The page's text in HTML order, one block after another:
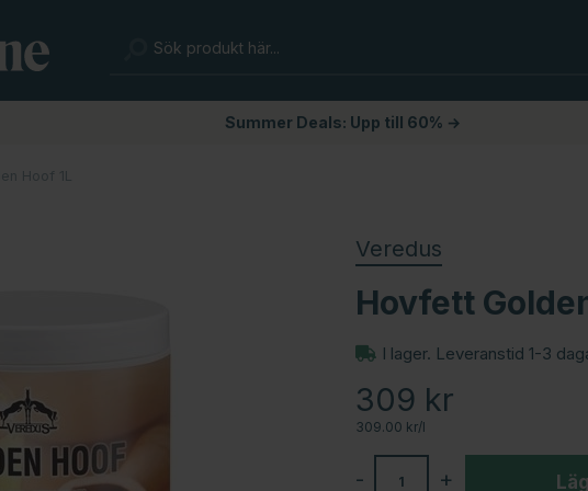
Summer Deals: Upp till 60% →
Veredus
Hovfett
I lager. Leveranstid 1-3
309 kr
309.00 kr/l
+
-